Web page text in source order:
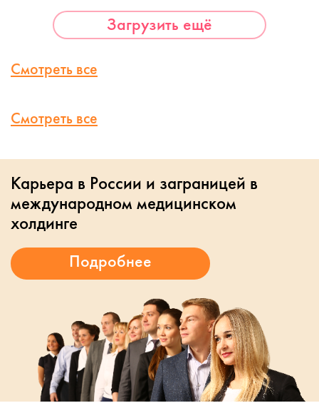
Загрузить ещё
Смотреть все
Смотреть все
Карьера в России и заграницей в
международном медицинском
холдинге